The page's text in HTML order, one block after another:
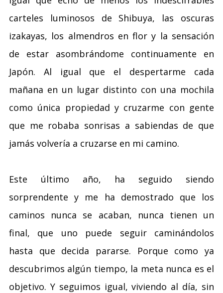
carteles luminosos de Shibuya, las oscuras
izakayas, los almendros en flor y la sensación
de estar asombrándome continuamente en
Japón. Al igual que el despertarme cada
mañana en un lugar distinto con una mochila
como única propiedad y cruzarme con gente
que me robaba sonrisas a sabiendas de que
jamás volvería a cruzarse en mi camino.
Este último año, ha seguido siendo
sorprendente y me ha demostrado que los
caminos nunca se acaban, nunca tienen un
final, que uno puede seguir caminándolos
hasta que decida pararse. Porque como ya
descubrimos algún tiempo, la meta nunca es el
objetivo. Y seguimos igual, viviendo al día, sin